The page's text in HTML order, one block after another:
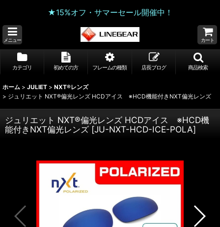
★15%オフ・サマーセール開催中！
メニュー カート
カテゴリ 初めての方 フレームの種類 店長ブログ 商品検索
ホーム > JULIET > NXT®レンズ
> ジュリエット NXT®偏光レンズ HCDアイス ※HCD機能付きNXT偏光レンズ
ジュリエット NXT®偏光レンズ HCDアイス ※HCD機
能付きNXT偏光レンズ [JU-NXT-HCD-ICE-POLA]